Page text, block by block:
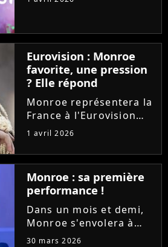
organisée en Asie. La
première édition aura
lieu à Bangkok, en
Thaïlande, en
novembre...
Eurovision : Monroe
favorite, une pression
? Elle répond
Monroe représentera la
France à l'Eurovision
2026 avec la chanson
Deuxième chez les
bookmakers, pourrait-
elle nous offrir une
victoire ? La jeune
chanteuse se...
1 avril 2026
Monroe : sa première
performance !
Dans un mois et demi,
Monroe s'envolera à
Vienne pour
30 mars 2026